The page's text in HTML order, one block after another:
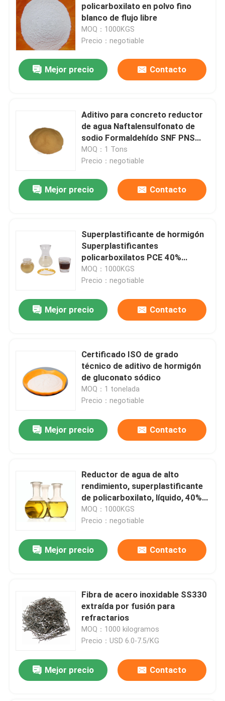
policarboxilato en polvo fino
blanco de flujo libre
MOQ：1000KGS
Precio：negotiable
Mejor precio Contacto
Aditivo para concreto reductor
de agua Naftalensulfonato de
sodio Formaldehído SNF PNS
FDN
MOQ：1 Tons
Precio：negotiable
Mejor precio Contacto
Superplastificante de hormigón
Superplastificantes
policarboxilatos PCE 40%
Reductor de agua para hormigón
MOQ：1000KGS
Precio：negotiable
Mejor precio Contacto
Certificado ISO de grado
técnico de aditivo de hormigón
de gluconato sódico
MOQ：1 tonelada
Precio：negotiable
Mejor precio Contacto
Reductor de agua de alto
rendimiento, superplastificante
de policarboxilato, líquido, 40%
50% contenido sólido
MOQ：1000KGS
Precio：negotiable
Mejor precio Contacto
Fibra de acero inoxidable SS330
extraída por fusión para
refractarios
MOQ：1000 kilogramos
Precio：USD 6.0-7.5/KG
Mejor precio Contacto